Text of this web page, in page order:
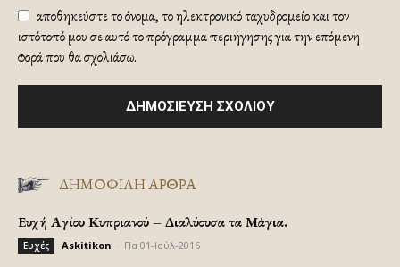
αποθηκεύστε το όνομα, το ηλεκτρονικό ταχυδρομείο και τον
ιστότοπό μου σε αυτό το πρόγραμμα περιήγησης για την επόμενη
φορά που θα σχολιάσω.
ΔΗΜΟΦΙΛΗ ΑΡΘΡΑ
Ευχή Αγίου Κυπριανού – Διαλύουσα τα Μάγια.
Ευχές Askitikon Πα 01-Ιούλ-2016